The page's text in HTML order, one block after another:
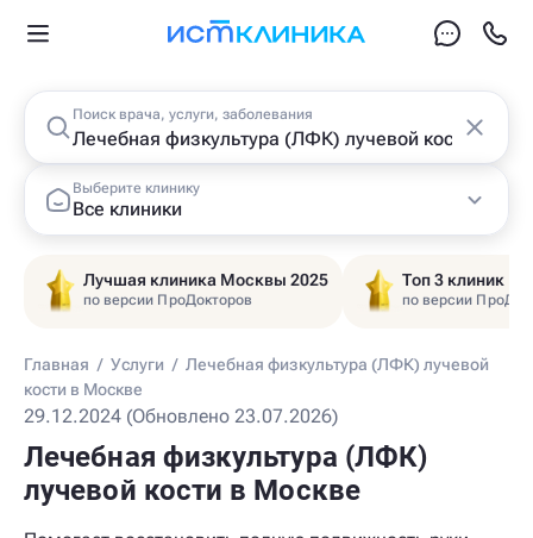
Поиск врача, услуги, заболевания
Выберите клинику
Все клиники
Лучшая клиника Москвы 2025
по версии ПроДокторов
Топ 3 клиник
по версии
Главная / Услуги / Лечебная физкультура (ЛФК) лучевой
кости в Москве
29.12.2024 (Обновлено 23.07.2026)
Лечебная физкультура (ЛФК)
лучевой кости в Москве